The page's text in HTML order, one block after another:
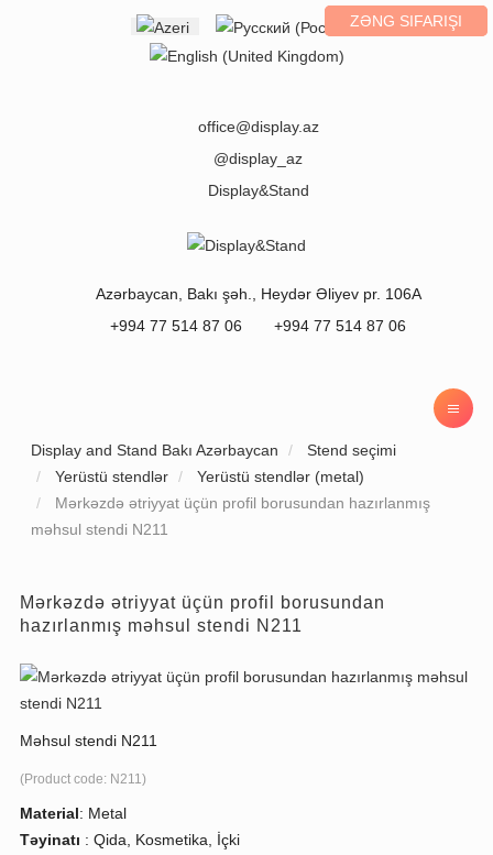
Select your language ZƏNG SIFARIŞI
office@display.az
@display_az
Display&Stand
Azərbaycan Bakı şəh., Heydər Əliyev pr. 106A
+994 77 514 87 06
+994 77 514 87 06
Display and Stand Bakı Azərbaycan
Stend seçimi
Yerüstü stendlər
Yerüstü stendlər (metal)
Mərkəzdə ətriyyat üçün profil borusundan hazırlanmış
məhsul stendi N211
Mərkəzdə ətriyyat üçün profil borusundan
hazırlanmış məhsul stendi N211
Məhsul stendi N211
(Product code: N211)
Material: Metal
Təyinatı : Qida, Kosmetika, İçki